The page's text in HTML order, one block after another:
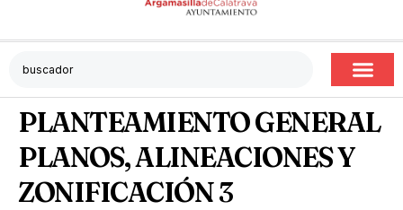
PLANTEAMIENTO GENERAL
PLANOS, ALINEACIONES Y
ZONIFICACIÓN 3